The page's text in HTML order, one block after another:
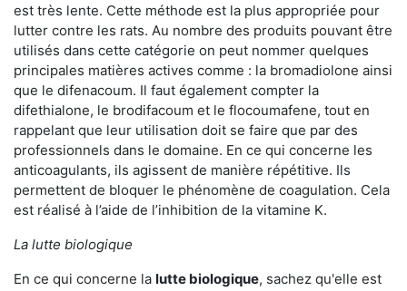
est très lente. Cette méthode est la plus appropriée pour
lutter contre les rats. Au nombre des produits pouvant être
utilisés dans cette catégorie on peut nommer quelques
principales matières actives comme : la bromadiolone ainsi
que le difenacoum. Il faut également compter la
difethialone, le brodifacoum et le flocoumafene, tout en
rappelant que leur utilisation doit se faire que par des
professionnels dans le domaine. En ce qui concerne les
anticoagulants, ils agissent de manière répétitive. Ils
permettent de bloquer le phénomène de coagulation. Cela
est réalisé à l’aide de l’inhibition de la vitamine K.
La lutte biologique
En ce qui concerne la lutte biologique, sachez qu'elle est